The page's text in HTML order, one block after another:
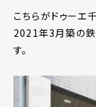
こちらがドゥーエ
2021年3月築の鉄
す。